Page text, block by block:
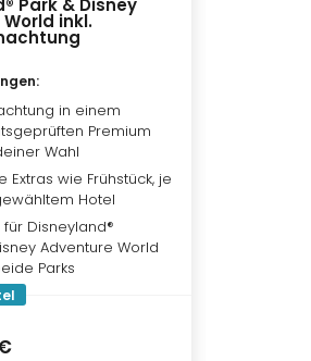
Park & Disney
inkl.
:
in einem
Premium
Wahl
Extras wie Frühstück, je
Hotel
für Disneyland®
Adventure World
Parks